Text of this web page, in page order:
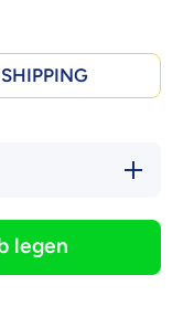
legen